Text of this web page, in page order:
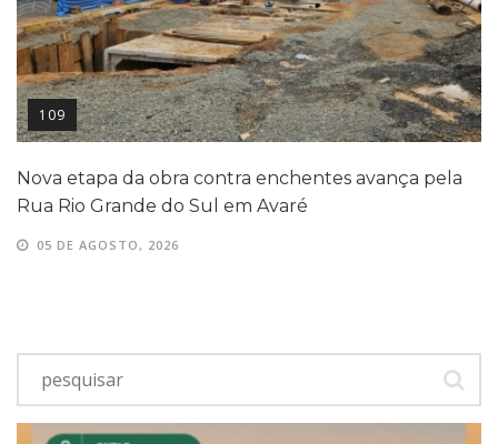
109
Nova etapa da obra contra enchentes avança pela
Rua Rio Grande do Sul em Avaré
05 DE AGOSTO, 2026